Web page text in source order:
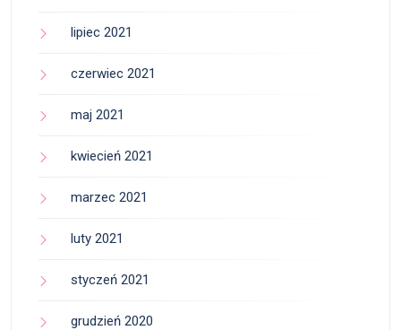
lipiec 2021
czerwiec 2021
maj 2021
kwiecień 2021
marzec 2021
luty 2021
styczeń 2021
grudzień 2020